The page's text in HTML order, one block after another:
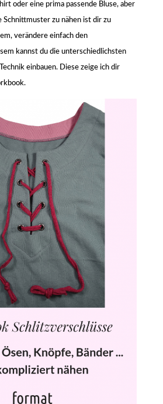
oder eine prima passende Bluse, aber
Schnittmuster zu nähen ist dir zu
verändere einfach den
kannst du die unterschiedlichsten
einbauen. Diese zeige ich dir